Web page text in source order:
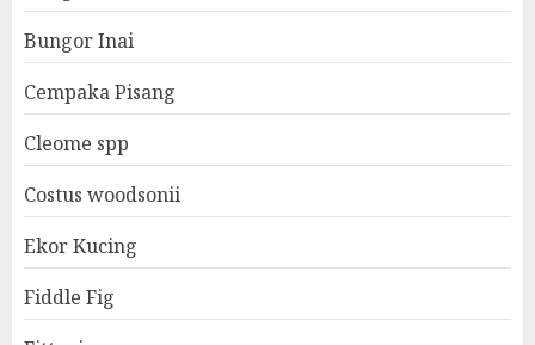
Bungor Inai
Cempaka Pisang
Cleome spp
Costus woodsonii
Ekor Kucing
Fiddle Fig